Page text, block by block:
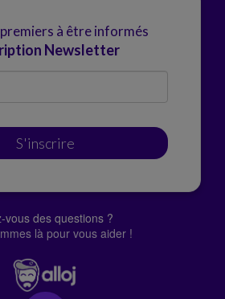
à être informés
Newsletter
S'inscrire
vous des questions ?
là pour vous aider !